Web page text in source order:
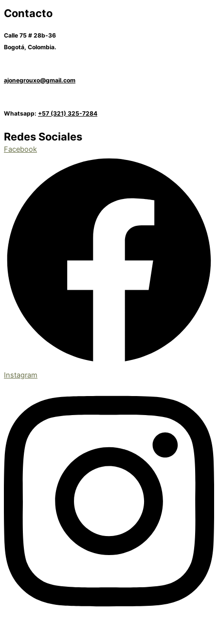
Contacto
Calle 75 # 28b-36
Bogotá, Colombia.
ajonegrouxo@gmail.com
Whatsapp: +57 (321) 325-7284
Redes Sociales
Facebook
Instagram